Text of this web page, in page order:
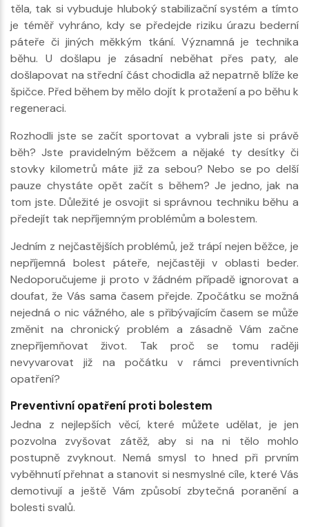
těla, tak si vybuduje hluboký stabilizační systém a tímto
je téměř vyhráno, kdy se předejde riziku úrazu bederní
páteře či jiných měkkým tkání. Významná je technika
běhu. U došlapu je zásadní neběhat přes paty, ale
došlapovat na střední část chodidla až nepatrně blíže ke
špičce. Před během by mělo dojít k protažení a po běhu k
regeneraci.
Rozhodli jste se začít sportovat a vybrali jste si právě
běh? Jste pravidelným běžcem a nějaké ty desítky či
stovky kilometrů máte již za sebou? Nebo se po delší
pauze chystáte opět začít s během? Je jedno, jak na
tom jste. Důležité je osvojit si správnou techniku běhu a
předejít tak nepříjemným problémům a bolestem.
Jedním z nejčastějších problémů, jež trápí nejen běžce, je
nepříjemná bolest páteře, nejčastěji v oblasti beder.
Nedoporučujeme ji proto v žádném případě ignorovat a
doufat, že Vás sama časem přejde. Zpočátku se možná
nejedná o nic vážného, ale s přibývajícím časem se může
změnit na chronický problém a zásadně Vám začne
znepříjemňovat život. Tak proč se tomu raději
nevyvarovat již na počátku v rámci preventivních
opatření?
Preventivní opatření proti bolestem
Jedna z nejlepších věcí, které můžete udělat, je jen
pozvolna zvyšovat zátěž, aby si na ni tělo mohlo
postupně zvyknout. Nemá smysl to hned při prvním
vyběhnutí přehnat a stanovit si nesmyslné cíle, které Vás
demotivují a ještě Vám způsobí zbytečná poranění a
bolesti svalů.